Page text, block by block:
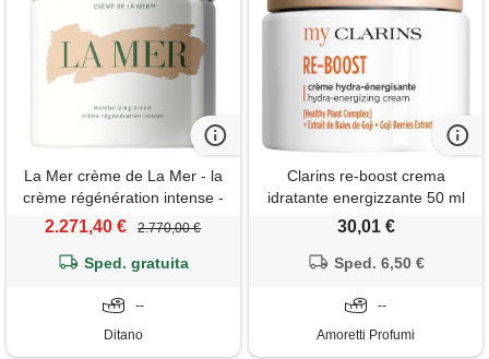
La Mer crème de La Mer - la
crème régénération intense -
500 ml
2.271,40 € 2.770,00 €
Sped. gratuita
--
Ditano
Clarins re-boost crema
idratante energizzante 50 ml
crema energizzante con
rosa bio, per un aspetto sano
30,01 €
Sped. 6,50 €
--
Amoretti Profumi